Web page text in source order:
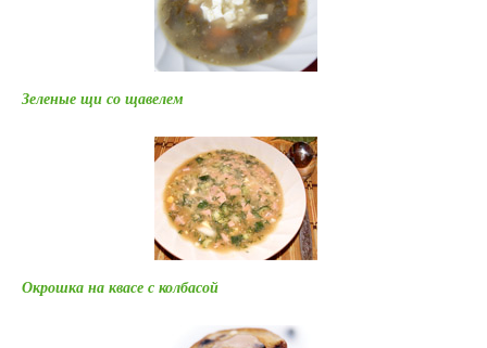
Зеленые щи со щавелем
Окрошка на квасе с колбасой